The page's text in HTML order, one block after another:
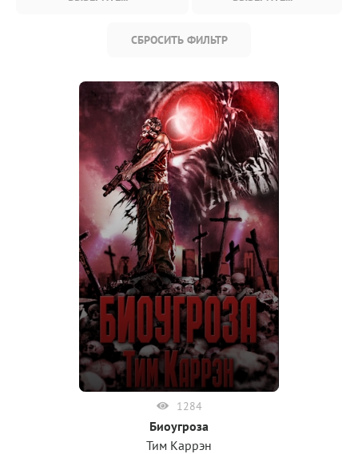
СБРОСИТЬ ФИЛЬТР
1284
Биоугроза
Тим Каррэн